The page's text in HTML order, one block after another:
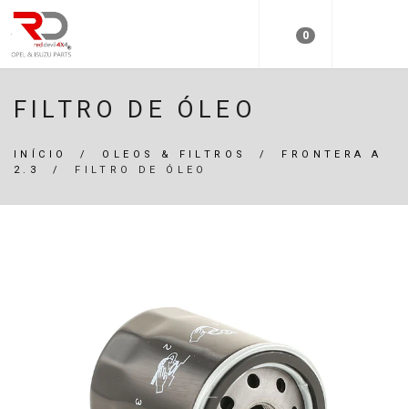
0
FILTRO DE ÓLEO
INÍCIO / OLEOS & FILTROS / FRONTERA A
2.3
/ FILTRO DE ÓLEO